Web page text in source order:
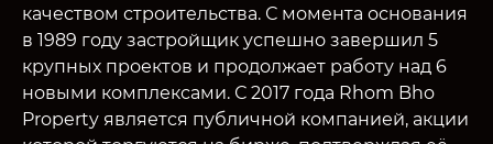
качеством строительства. С момента основания
в 1989 году застройщик успешно завершил 5
крупных проектов и продолжает работу над 6
новыми комплексами. С 2017 года Rhom Bho
Property является публичной компанией, акции